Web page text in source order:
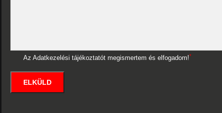
Az Adatkezelési tájékoztatót megismertem és elfogadom!*